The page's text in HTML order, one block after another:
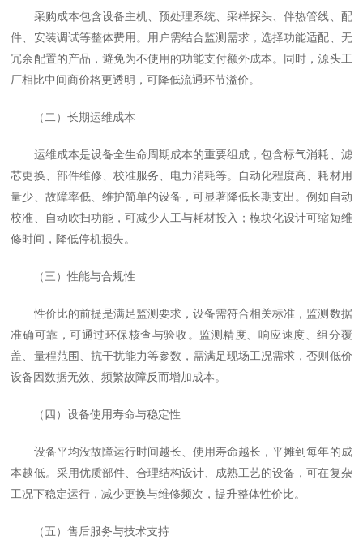
采购成本包含设备主机、预处理系统、采样探头、伴热管线、配
件、安装调试等整体费用。用户需结合监测需求，选择功能适配、无
冗余配置的产品，避免为不使用的功能支付额外成本。同时，源头工
厂相比中间商价格更透明，可降低流通环节溢价。
（二）长期运维成本
运维成本是设备全生命周期成本的重要组成，包含标气消耗、滤
芯更换、部件维修、校准服务、电力消耗等。自动化程度高、耗材用
量少、故障率低、维护简单的设备，可显著降低长期支出。例如自动
校准、自动吹扫功能，可减少人工与耗材投入；模块化设计可缩短维
修时间，降低停机损失。
（三）性能与合规性
性价比的前提是满足监测要求，设备需符合相关标准，监测数据
准确可靠，可通过环保核查与验收。监测精度、响应速度、组分覆
盖、量程范围、抗干扰能力等参数，需满足现场工况需求，否则低价
设备因数据无效、频繁故障反而增加成本。
（四）设备使用寿命与稳定性
设备平均没故障运行时间越长、使用寿命越长，平摊到每年的成
本越低。采用优质部件、合理结构设计、成熟工艺的设备，可在复杂
工况下稳定运行，减少更换与维修频次，提升整体性价比。
（五）售后服务与技术支持